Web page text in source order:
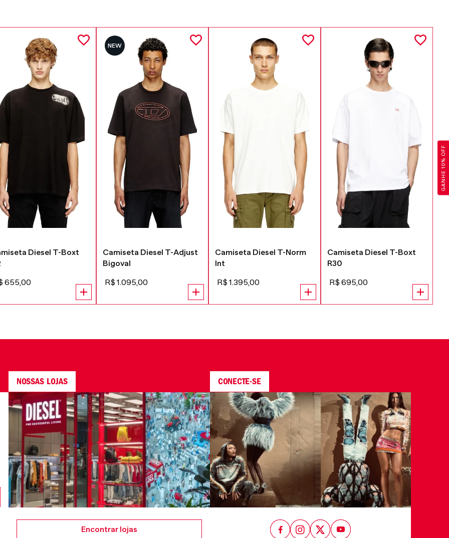
GANHE 10% OFF
Diesel T-Boxt
655,00
NEW
Camiseta Diesel T-Adjust
Bigoval
R$ 1.095,00
Camiseta Diesel T-Norm
Int
R$ 1.395,00
Camiseta Diesel T-Boxt
R30
R$ 695,00
NOSSAS LOJAS
Encontrar lojas
CONECTE-SE